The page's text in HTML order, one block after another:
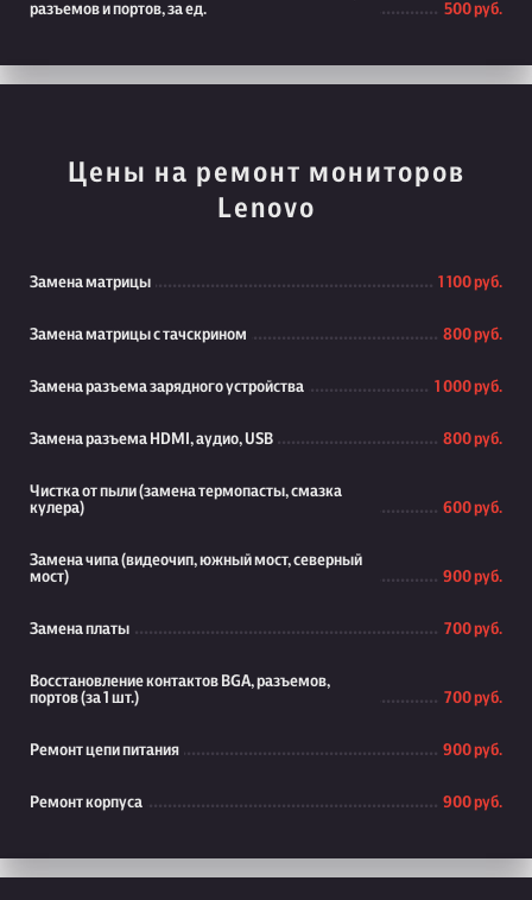
разъемов и портов, за ед.
500 руб.
Цены на ремонт мониторов
Lenovo
Замена матрицы 1 100 руб.
Замена матрицы с тачскрином 800 руб.
Замена разъема зарядного устройства 1 000 руб.
Замена разъема HDMI, аудио, USB 800 руб.
Чистка от пыли (замена термопасты, смазка
кулера)
600 руб.
Замена чипа (видеочип, южный мост, северный
мост)
900 руб.
Замена платы 700 руб.
Восстановление контактов BGA, разъемов,
портов (за 1 шт.)
700 руб.
Ремонт цепи питания 900 руб.
Ремонт корпуса 900 руб.